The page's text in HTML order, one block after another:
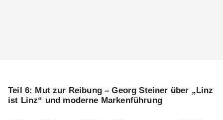
Teil 6: Mut zur Reibung – Georg Steiner über „Linz
ist Linz“ und moderne Markenführung